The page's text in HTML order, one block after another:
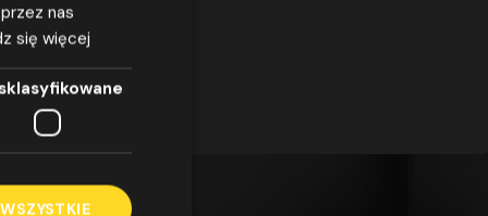
nas
się więcej
z
kwietnia
i
na